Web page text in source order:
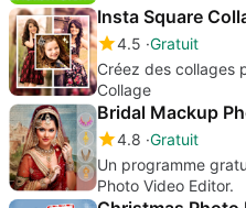
Insta Square
4.5 Gratuit
Créez des collages
Collage
Bridal Mackup
4.8 Gratuit
Un programme
Photo Video Editor.